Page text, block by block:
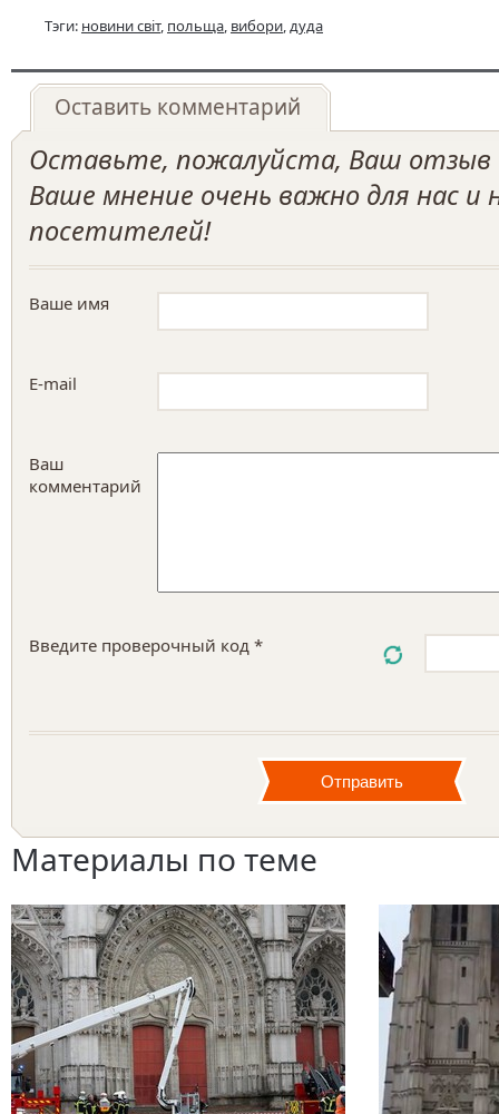
Тэги: новини світ, польща, вибори,дуда
Оставить комментарий
Оставьте, пожалуйста, Ваш отзыв
Ваше мнение очень важно для нас и
посетителей!
Ваше имя
E-mail
Ваш
комментарий
Введите проверочный код *
Материалы по теме